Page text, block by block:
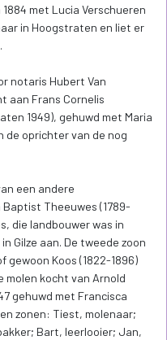
met Lucia Verschueren
in Hoogstraten en liet er
notaris Hubert Van
aan Frans Cornelis
1949), gehuwd met Maria
de oprichter van de nog
een andere
Theeuwes (1789-
die landbouwer was in
Gilze aan. De tweede zoon
Koos (1822-1896)
molen kocht van Arnold
gehuwd met Francisca
zonen: Tiest, molenaar;
Bart, leerlooier; Jan,